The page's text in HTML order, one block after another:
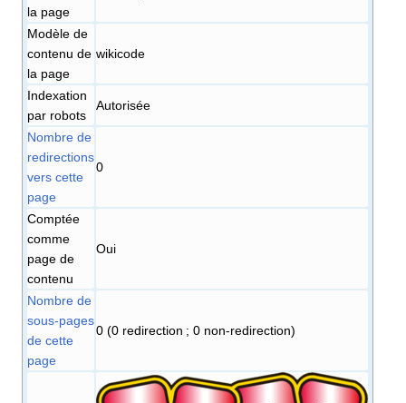
la page
Modèle de
contenu de
la page
wikicode
Indexation
par robots
Autorisée
Nombre de
redirections
vers cette
page
0
Comptée
comme
page de
contenu
Oui
Nombre de
sous-pages
de cette
page
0 (0 redirection ; 0 non-redirection)